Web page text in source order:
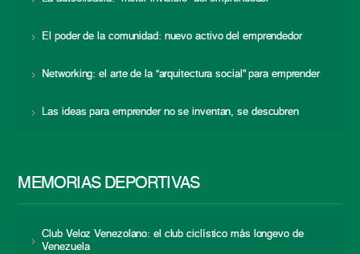
El poder de la comunidad: nuevo activo del emprendedor
Networking: el arte de la “arquitectura social” para emprender
Las ideas para emprender no se inventan, se descubren
MEMORIAS DEPORTIVAS
Club Veloz Venezolano: el club ciclístico más longevo de
Venezuela